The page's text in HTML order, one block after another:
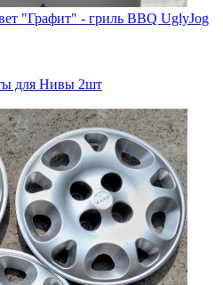
"Графит" - гриль BBQ UglyJog
для Нивы 2шт